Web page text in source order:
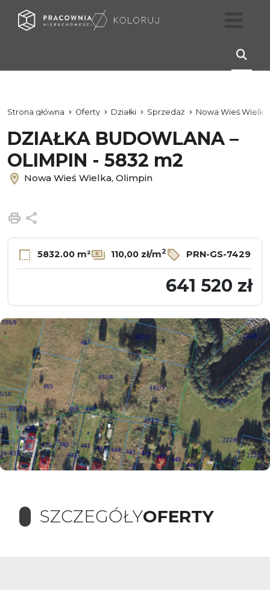
Strona główna Oferty Działki Sprzedaż Nowa Wieś Wielka
DZIAŁKA BUDOWLANA –
OLIMPIN - 5832 m2
Nowa Wieś Wielka, Olimpin
Drukuj
5832.00 m² 110,00 zł/m2 PRN-GS-7429
641 520 zł
SZCZEGÓŁYOFERTY